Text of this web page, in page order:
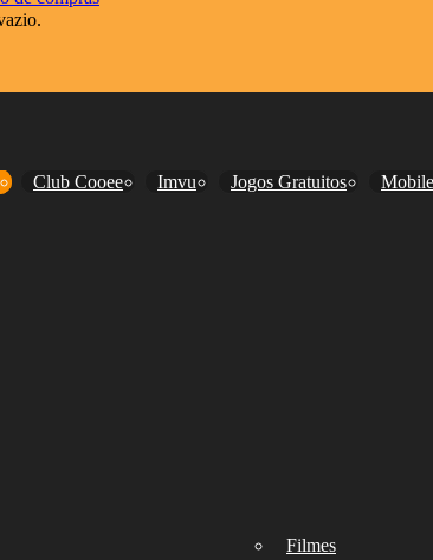
Club Cooee Imvu Jogos Gratuitos Mobile
Filmes